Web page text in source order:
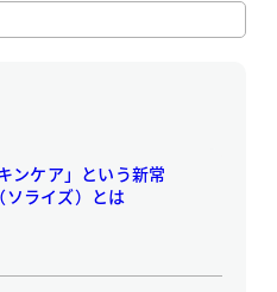
ンケア」という新常
ライズ）とは